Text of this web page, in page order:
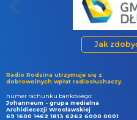
Jak
Radio Rodzina utrzymuje się z
dobrowolnych wpłat radiosłuchaczy.
numer rachunku bankowego:
Johanneum - grupa medialna
Archidiecezji Wrocławskiej
69 1600 1462 1813 6262 6000 0001